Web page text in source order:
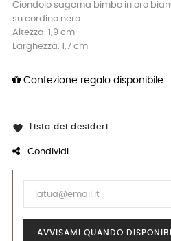
Ciondolo sagoma bimbo in oro
su cordino nero
Altezza: 1,9 cm
Larghezza: 1,7 cm
Confezione regalo disponibile
 Lista dei desideri
Condividi
AVVISAMI QUANDO